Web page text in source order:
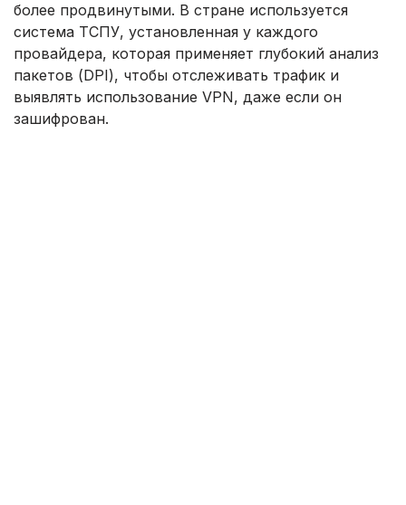
более продвинутыми. В стране используется
система ТСПУ, установленная у каждого
провайдера, которая применяет глубокий анализ
пакетов (DPI), чтобы отслеживать трафик и
выявлять использование VPN, даже если он
зашифрован.